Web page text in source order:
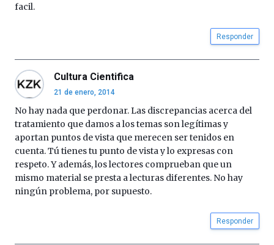
facil.
Responder
Cultura Cientifica
21 de enero, 2014
No hay nada que perdonar. Las discrepancias acerca del
tratamiento que damos a los temas son legítimas y
aportan puntos de vista que merecen ser tenidos en
cuenta. Tú tienes tu punto de vista y lo expresas con
respeto. Y además, los lectores comprueban que un
mismo material se presta a lecturas diferentes. No hay
ningún problema, por supuesto.
Responder